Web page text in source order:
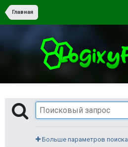
Главная
Больше параметров поиска